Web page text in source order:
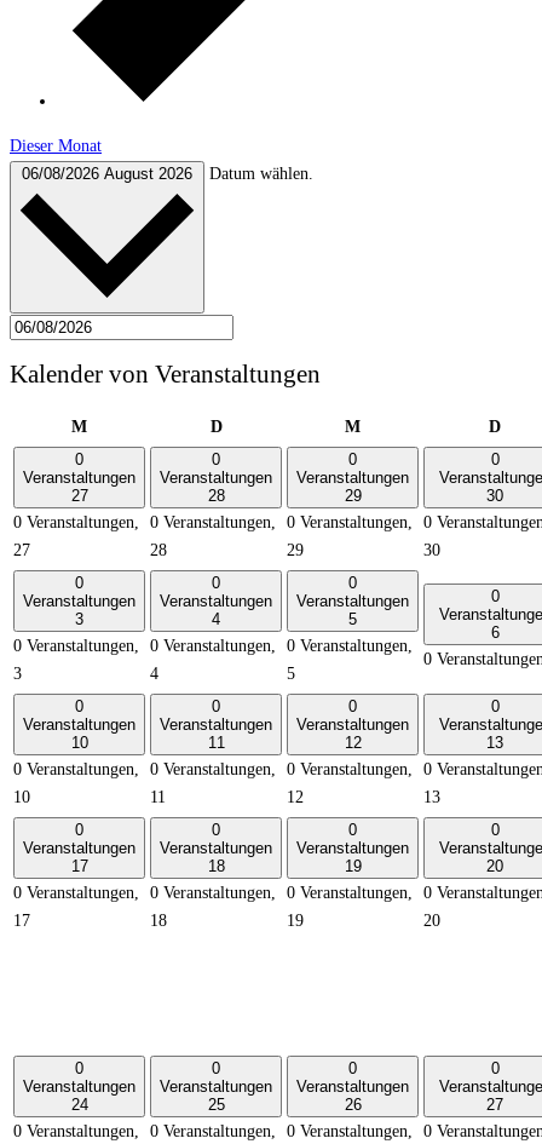
Dieser Monat
06/08/2026 August 2026 Datum wählen.
Kalender von Veranstaltungen
MMontag DDienstag MMittwoch D
0
Veranstaltungen
27
0 Veranstaltungen,
27
0
Veranstaltungen
28
0 Veranstaltungen,
28
0
Veranstaltungen
29
0 Veranstaltungen,
29
0
30
0
30
0
Veranstaltungen
3
0 Veranstaltungen,
3
0
Veranstaltungen
4
0 Veranstaltungen,
4
0
Veranstaltungen
5
0 Veranstaltungen,
5
0
6
0
0
Veranstaltungen
10
0 Veranstaltungen,
10
0
Veranstaltungen
11
0 Veranstaltungen,
11
0
Veranstaltungen
12
0 Veranstaltungen,
12
0
13
0
13
0
Veranstaltungen
17
0 Veranstaltungen,
17
0
Veranstaltungen
18
0 Veranstaltungen,
18
0
Veranstaltungen
19
0 Veranstaltungen,
19
0
20
0
20
0
Veranstaltungen
24
0 Veranstaltungen,
0
Veranstaltungen
25
0 Veranstaltungen,
0
Veranstaltungen
26
0 Veranstaltungen,
0
27
0